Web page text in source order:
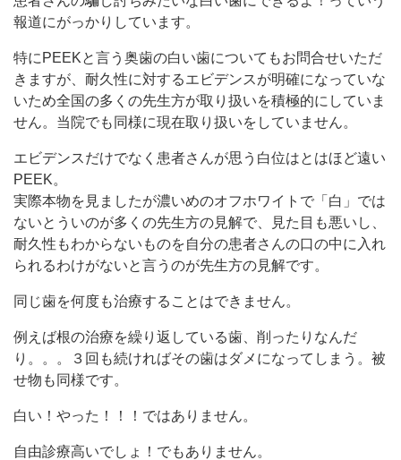
報道にがっかりしています。
特にPEEKと言う奥歯の白い歯についてもお問合せいただ
きますが、耐久性に対するエビデンスが明確になっていな
いため全国の多くの先生方が取り扱いを積極的にしていま
せん。当院でも同様に現在取り扱いをしていません。
エビデンスだけでなく患者さんが思う白位はとはほど遠い
PEEK。
実際本物を見ましたが濃いめのオフホワイトで「白」では
ないとういのが多くの先生方の見解で、見た目も悪いし、
耐久性もわからないものを自分の患者さんの口の中に入れ
られるわけがないと言うのが先生方の見解です。
同じ歯を何度も治療することはできません。
例えば根の治療を繰り返している歯、削ったりなんだ
り。。。３回も続ければその歯はダメになってしまう。被
せ物も同様です。
白い！やった！！！ではありません。
自由診療高いでしょ！でもありません。